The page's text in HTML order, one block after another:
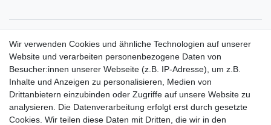
Versandkosten
Der Weg zur eigenen Klimaanlage
Inbetriebnahme & Serviceleistungen
Für Interessierte aus der Schweiz
Klimaanlage = Wärmepumpe
Hilfe
Wir verwenden Cookies und ähnliche Technologien auf unserer
Website und verarbeiten personenbezogene Daten von
Besucher:innen unserer Webseite (z.B. IP-Adresse), um z.B.
Inhalte und Anzeigen zu personalisieren, Medien von
Drittanbietern einzubinden oder Zugriffe auf unsere Website zu
analysieren. Die Datenverarbeitung erfolgt erst durch gesetzte
Cookies. Wir teilen diese Daten mit Dritten, die wir in den